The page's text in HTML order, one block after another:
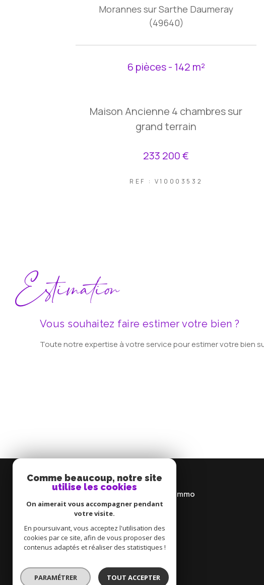
Morannes sur Sarthe Daumeray
(49640)
6 pièces - 142 m²
Maison Ancienne 4 chambres sur
grand terrain
233 200 €
REF : V10003532
Estimation
Vous souhaitez faire estimer votre bien ?
Toute notre expertise à votre service pour estimer votre bien
Ma Maison Immo par Cailleau Immo
06 74 37 19 15
v.cailleau@mamaisonimmo.com
15 rue Saint-Pierre
49430 durtal
Comme beaucoup, notre site
utilise les cookies
On aimerait vous accompagner pendant
votre visite.
En poursuivant, vous acceptez l'utilisation des
cookies par ce site, afin de vous proposer des
contenus adaptés et réaliser des statistiques !
PARAMÉTRER TOUT ACCEPTER